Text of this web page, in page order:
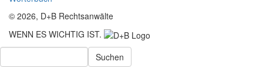
© 2026, D+B Rechtsanwälte
WENN ES WICHTIG IST.
Suchen